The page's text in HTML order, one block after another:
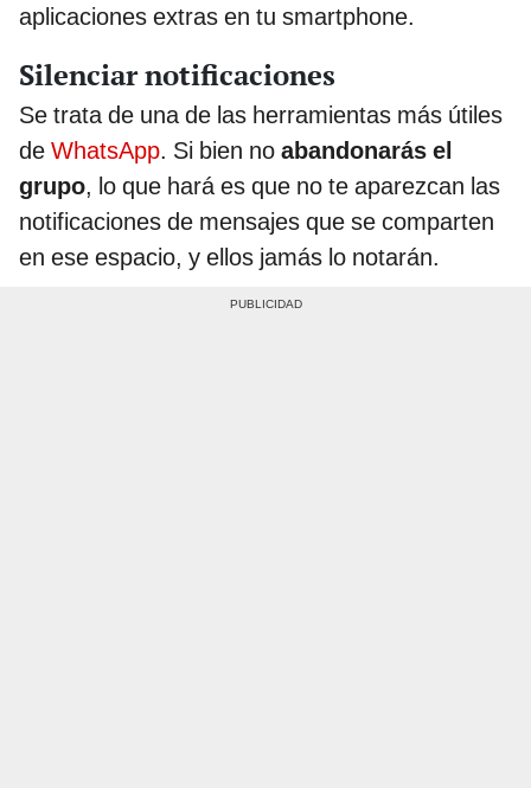
aplicaciones extras en tu smartphone.
Silenciar notificaciones
Se trata de una de las herramientas más útiles
de WhatsApp. Si bien no abandonarás el
grupo, lo que hará es que no te aparezcan las
notificaciones de mensajes que se comparten
en ese espacio, y ellos jamás lo notarán.